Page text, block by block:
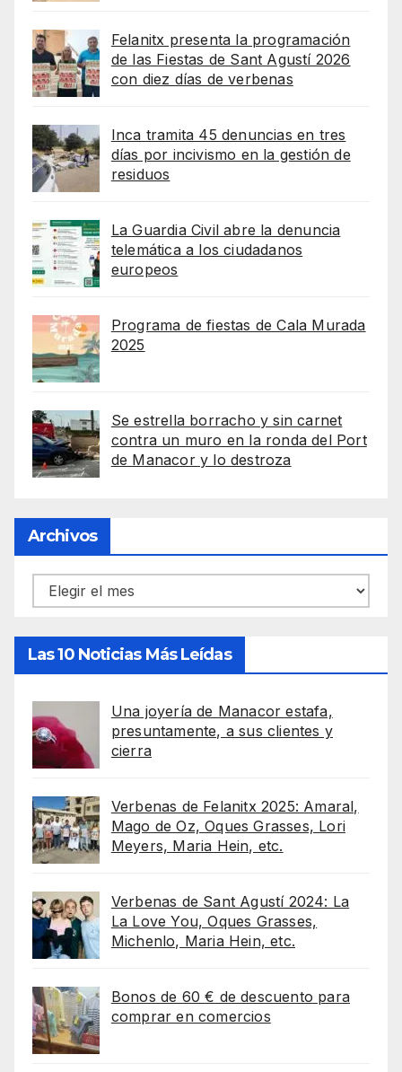
Felanitx presenta la programación
de las Fiestas de Sant Agustí 2026
con diez días de verbenas
Inca tramita 45 denuncias en tres
días por incivismo en la gestión de
residuos
La Guardia Civil abre la denuncia
telemática a los ciudadanos
europeos
Programa de fiestas de Cala Murada
2025
Se estrella borracho y sin carnet
contra un muro en la ronda del Port
de Manacor y lo destroza
Archivos
Archivos
Las 10 Noticias Más Leídas
Una joyería de Manacor estafa,
presuntamente, a sus clientes y
cierra
Verbenas de Felanitx 2025: Amaral,
Mago de Oz, Oques Grasses, Lori
Meyers, Maria Hein, etc.
Verbenas de Sant Agustí 2024: La
La Love You, Oques Grasses,
Michenlo, Maria Hein, etc.
Bonos de 60 € de descuento para
comprar en comercios